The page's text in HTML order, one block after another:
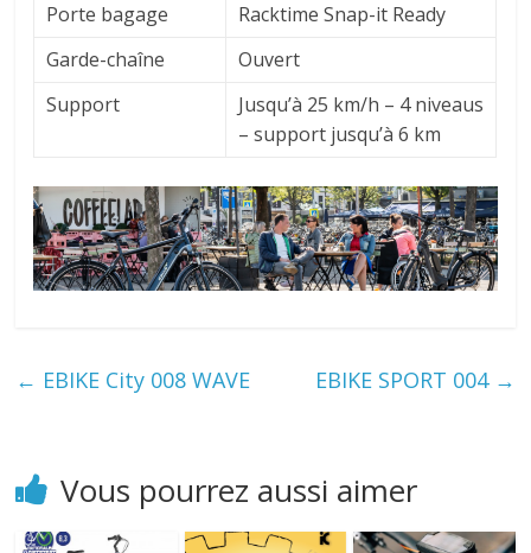
Porte bagage
Racktime Snap-it Ready
Garde-chaîne
Ouvert
Support
Jusqu’à 25 km/h – 4 niveaus
– support jusqu’à 6 km
← EBIKE City 008 WAVE EBIKE SPORT 004 →
Vous pourrez aussi aimer